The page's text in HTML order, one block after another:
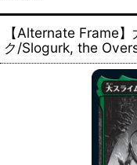
【Alternate Frame
ク/Slogurk, the